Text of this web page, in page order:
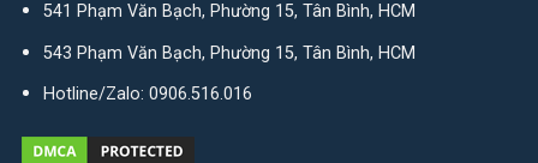
541 Phạm Văn Bạch, Phường 15, Tân Bình, HCM
543 Phạm Văn Bạch, Phường 15, Tân Bình, HCM
Hotline/Zalo: 0906.516.016